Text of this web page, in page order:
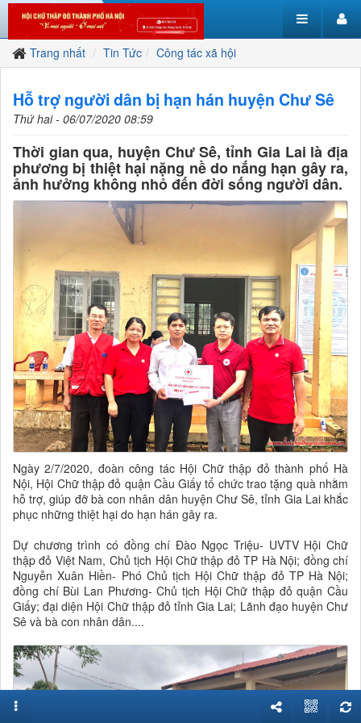
Trang nhất Tin Tức Công tác xã hội
Hỗ trợ người dân bị hạn hán huyện Chư Sê
Thứ hai - 06/07/2020 08:59
Thời gian qua, huyện Chư Sê, tỉnh Gia Lai là địa
phương bị thiệt hại nặng nề do nắng hạn gây ra,
ảnh hưởng không nhỏ đến đời sống người dân.
Ngày 2/7/2020, đoàn công tác Hội Chữ thập đỏ thành phố Hà
Nội, Hội Chữ thập đỏ quận Cầu Giấy tổ chức trao tặng quà nhằm
hỗ trợ, giúp đỡ bà con nhân dân huyện Chư Sê, tỉnh Gia Lai khắc
phục những thiệt hại do hạn hán gây ra.
Dự chương trình có đồng chí Đào Ngọc Triệu- UVTV Hội Chữ
thập đỏ Việt Nam, Chủ tịch Hội Chữ thập đỏ TP Hà Nội; đồng chí
Nguyễn Xuân Hiền- Phó Chủ tịch Hội Chữ thập đỏ TP Hà Nội;
đồng chí Bùi Lan Phương- Chủ tịch Hội Chữ thập đỏ quận Cầu
Giấy; đại diện Hội Chữ thập đỏ tỉnh Gia Lai; Lãnh đạo huyện Chư
Sê và bà con nhân dân....